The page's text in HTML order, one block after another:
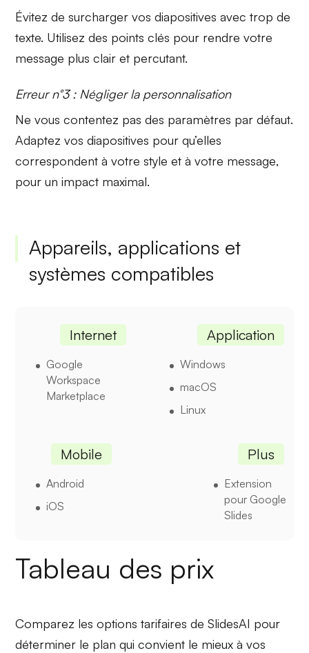
Évitez de surcharger vosdiapositives avec trop de
texte. Utilisezdes points clés pour rendre votre
message plus clair et percutant.
Erreur n°3 : Négliger la personnalisation
Ne vous contentez pas des paramètres par défaut.
Adaptez vos diapositives pour qu’elles
correspondent à votrestyle et à votre message,
pour un impact maximal.
Appareils, applications et
systèmes compatibles
Internet
Google
Workspace
Marketplace
Application
Windows
macOS
Linux
Mobile
Android
iOS
Plus
Extension
pour Google
Slides
Tableau des prix
Comparez les options tarifaires de SlidesAI pour
déterminer le plan qui convient le mieux à vos